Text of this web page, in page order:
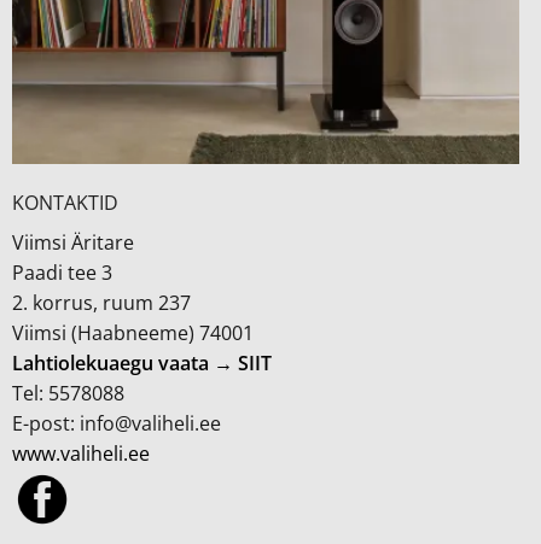
KONTAKTID
Viimsi Äritare
Paadi tee 3
2. korrus, ruum 237
Viimsi (Haabneeme) 74001
Lahtiolekuaegu vaata → SIIT
Tel: 5578088
E-post: info@valiheli.ee
www.valiheli.ee